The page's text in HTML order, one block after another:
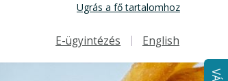
Ugrás a fő tartalomhoz
Felső navigáció
E-ügyintézés English